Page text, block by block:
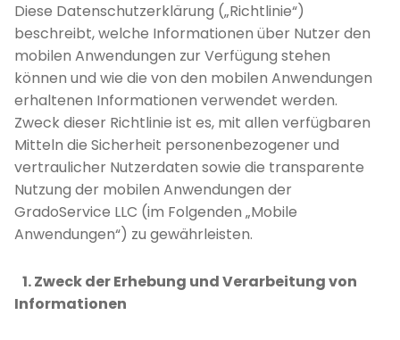
Клининг
Курьерские службы и доставка
Ритейл
Сервисные компании
Системы безопасности
Строительство и ремонт
Стройнадзор
Телекоммуникации
ЧОП
Diese Datenschutzerklärung („Richtlinie“)
beschreibt, welche Informationen über Nutzer den
mobilen Anwendungen zur Verfügung stehen
können und wie die von den mobilen Anwendungen
erhaltenen Informationen verwendet werden.
Zweck dieser Richtlinie ist es, mit allen verfügbaren
Mitteln die Sicherheit personenbezogener und
vertraulicher Nutzerdaten sowie die transparente
Nutzung der mobilen Anwendungen der
GradoService LLC (im Folgenden „Mobile
Anwendungen“) zu gewährleisten.
1. Zweck der Erhebung und Verarbeitung von
Informationen